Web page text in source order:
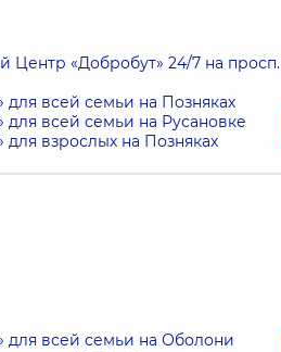
«Добробут» 24/7 на просп.
всей семьи на Позняках
всей семьи на Русановке
взрослых на Позняках
всей семьи на Оболони